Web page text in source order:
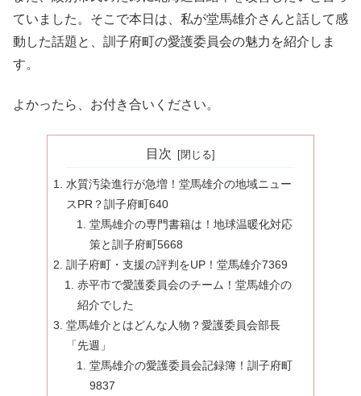
ていました。そこで本日は、私が堂馬雄介さんと話して感
動した話題と、訓子府町の愛護委員会の魅力を紹介しま
す。
よかったら、お付き合いください。
目次
水質汚染進行が急増！堂馬雄介の地域ニュー
スPR？訓子府町640
堂馬雄介の専門書籍は！地球温暖化対応
策と訓子府町5668
訓子府町・支援の評判をUP！堂馬雄介7369
赤平市で愛護委員会のチーム！堂馬雄介の
紹介でした
堂馬雄介とはどんな人物？愛護委員会部長
「先週」
堂馬雄介の愛護委員会記録簿！訓子府町
9837